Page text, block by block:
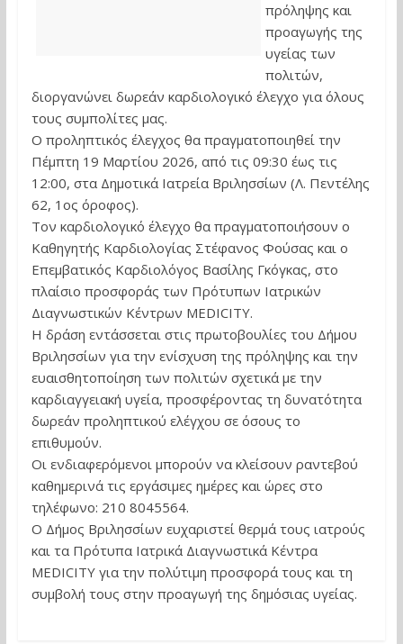
πρόληψης και
προαγωγής της
υγείας των
πολιτών,
διοργανώνει δωρεάν καρδιολογικό έλεγχο για όλους
τους συμπολίτες μας.
Ο προληπτικός έλεγχος θα πραγματοποιηθεί την
Πέμπτη 19 Μαρτίου 2026, από τις 09:30 έως τις
12:00, στα Δημοτικά Ιατρεία Βριλησσίων (Λ. Πεντέλης
62, 1ος όροφος).
Τον καρδιολογικό έλεγχο θα πραγματοποιήσουν ο
Καθηγητής Καρδιολογίας Στέφανος Φούσας και ο
Επεμβατικός Καρδιολόγος Βασίλης Γκόγκας, στο
πλαίσιο προσφοράς των Πρότυπων Ιατρικών
Διαγνωστικών Κέντρων MEDICITY.
Η δράση εντάσσεται στις πρωτοβουλίες του Δήμου
Βριλησσίων για την ενίσχυση της πρόληψης και την
ευαισθητοποίηση των πολιτών σχετικά με την
καρδιαγγειακή υγεία, προσφέροντας τη δυνατότητα
δωρεάν προληπτικού ελέγχου σε όσους το
επιθυμούν.
Οι ενδιαφερόμενοι μπορούν να κλείσουν ραντεβού
καθημερινά τις εργάσιμες ημέρες και ώρες στο
τηλέφωνο: 210 8045564.
Ο Δήμος Βριλησσίων ευχαριστεί θερμά τους ιατρούς
και τα Πρότυπα Ιατρικά Διαγνωστικά Κέντρα
MEDICITY για την πολύτιμη προσφορά τους και τη
συμβολή τους στην προαγωγή της δημόσιας υγείας.